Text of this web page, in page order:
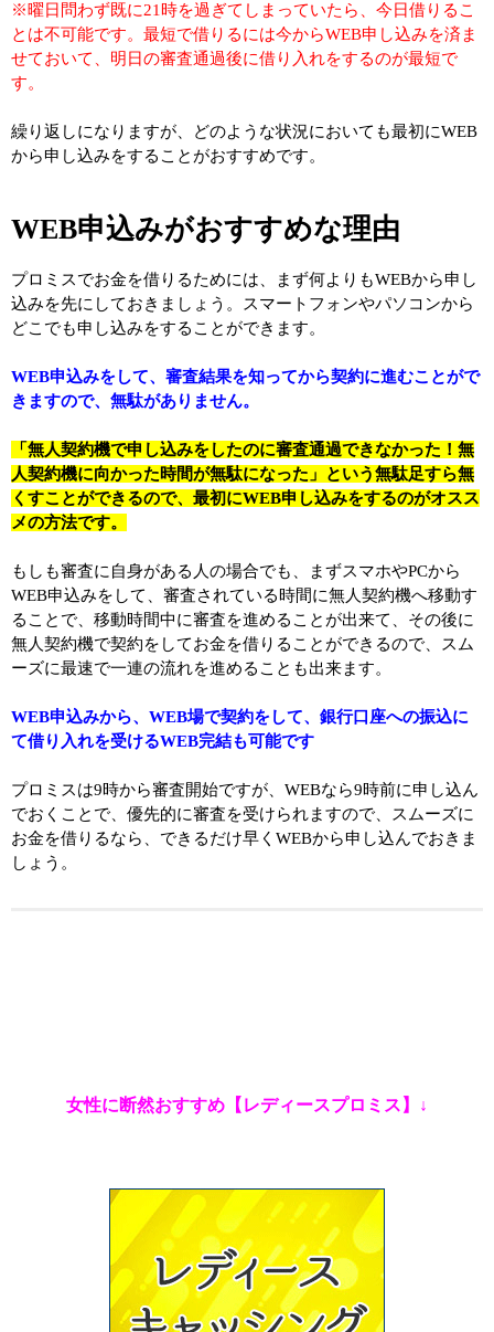
※曜日問わず既に21時を過ぎてしまっていたら、今日借りるこ
とは不可能です。最短で借りるには今からWEB申し込みを済ま
せておいて、明日の審査通過後に借り入れをするのが最短で
す。
繰り返しになりますが、どのような状況においても最初にWEB
から申し込みをすることがおすすめです。
WEB申込みがおすすめな理由
プロミスでお金を借りるためには、まず何よりもWEBから申し
込みを先にしておきましょう。スマートフォンやパソコンから
どこでも申し込みをすることができます。
WEB申込みをして、審査結果を知ってから契約に進むことがで
きますので、無駄がありません。
「無人契約機で申し込みをしたのに審査通過できなかった！無
人契約機に向かった時間が無駄になった」という無駄足すら無
くすことができるので、最初にWEB申し込みをするのがオスス
メの方法です。
もしも審査に自身がある人の場合でも、まずスマホやPCから
WEB申込みをして、審査されている時間に無人契約機へ移動す
ることで、移動時間中に審査を進めることが出来て、その後に
無人契約機で契約をしてお金を借りることができるので、スム
ーズに最速で一連の流れを進めることも出来ます。
WEB申込みから、WEB場で契約をして、銀行口座への振込に
て借り入れを受けるWEB完結も可能です
プロミスは9時から審査開始ですが、WEBなら9時前に申し込ん
でおくことで、優先的に審査を受けられますので、スムーズに
お金を借りるなら、できるだけ早くWEBから申し込んでおきま
しょう。
女性に断然おすすめ【レディースプロミス】↓